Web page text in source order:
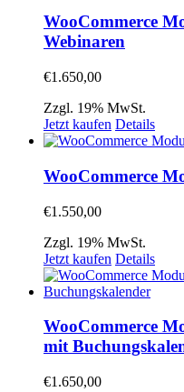
WooCommerce
Webinaren
€1.650,00
Zzgl. 19% MwSt.
Jetzt kaufen Details
WooCommerce
€1.550,00
Zzgl. 19% MwSt.
Jetzt kaufen Details
WooCommerce
mit
€1.650,00